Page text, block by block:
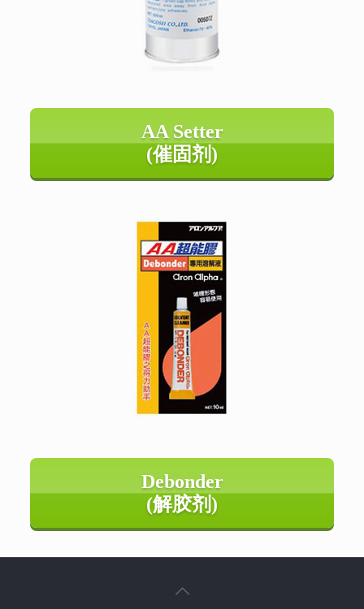
AA Setter
(催固剂)
Debonder
(解胶剂)